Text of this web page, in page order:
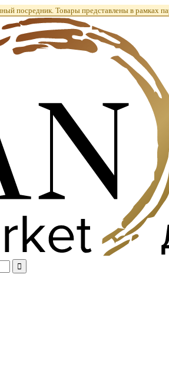
посредник. Товары представлены в рамках